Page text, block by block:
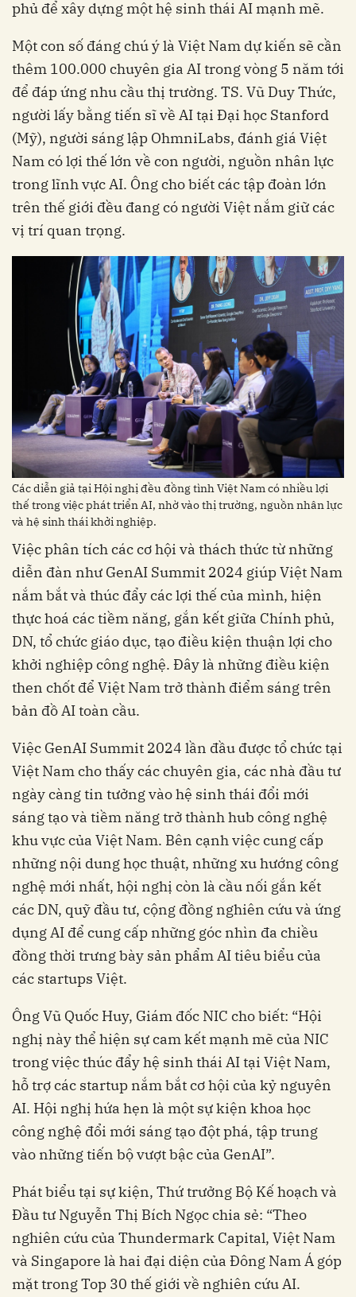
phủ để xây dựng một hệ sinh thái AI mạnh mẽ.
Một con số đáng chú ý là Việt Nam dự kiến sẽ cần
thêm 100.000 chuyên gia AI trong vòng 5 năm tới
để đáp ứng nhu cầu thị trường. TS. Vũ Duy Thức,
người lấy bằng tiến sĩ về AI tại Đại học Stanford
(Mỹ), người sáng lập OhmniLabs, đánh giá Việt
Nam có lợi thế lớn về con người, nguồn nhân lực
trong lĩnh vực AI. Ông cho biết các tập đoàn lớn
trên thế giới đều đang có người Việt nắm giữ các
vị trí quan trọng.
Các diễn giả tại Hội nghị đều đồng tình Việt Nam có nhiều lợi
thế trong việc phát triển AI, nhờ vào thị trường, nguồn nhân lực
và hệ sinh thái khởi nghiệp.
Việc phân tích các cơ hội và thách thức từ những
diễn đàn như GenAI Summit 2024 giúp Việt Nam
nắm bắt và thúc đẩy các lợi thế của mình, hiện
thực hoá các tiềm năng, gắn kết giữa Chính phủ,
DN, tổ chức giáo dục, tạo điều kiện thuận lợi cho
khởi nghiệp công nghệ. Đây là những điều kiện
then chốt để Việt Nam trở thành điểm sáng trên
bản đồ AI toàn cầu.
Việc GenAI Summit 2024 lần đầu được tổ chức tại
Việt Nam cho thấy các chuyên gia, các nhà đầu tư
ngày càng tin tưởng vào hệ sinh thái đổi mới
sáng tạo và tiềm năng trở thành hub công nghệ
khu vực của Việt Nam. Bên cạnh việc cung cấp
những nội dung học thuật, những xu hướng công
nghệ mới nhất, hội nghị còn là cầu nối gắn kết
các DN, quỹ đầu tư, cộng đồng nghiên cứu và ứng
dụng AI để cung cấp những góc nhìn đa chiều
đồng thời trưng bày sản phẩm AI tiêu biểu của
các startups Việt.
Ông Vũ Quốc Huy, Giám đốc NIC cho biết: “Hội
nghị này thể hiện sự cam kết mạnh mẽ của NIC
trong việc thúc đẩy hệ sinh thái AI tại Việt Nam,
hỗ trợ các startup nắm bắt cơ hội của kỷ nguyên
AI. Hội nghị hứa hẹn là một sự kiện khoa học
công nghệ đổi mới sáng tạo đột phá, tập trung
vào những tiến bộ vượt bậc của GenAI”.
Phát biểu tại sự kiện, Thứ trưởng Bộ Kế hoạch và
Đầu tư Nguyễn Thị Bích Ngọc chia sẻ: “Theo
nghiên cứu của Thundermark Capital, Việt Nam
và Singapore là hai đại diện của Đông Nam Á góp
mặt trong Top 30 thế giới về nghiên cứu AI.